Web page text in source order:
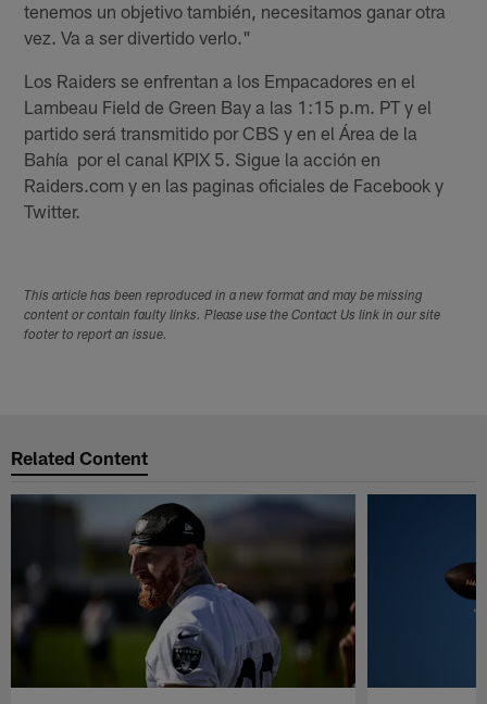
tenemos un objetivo también, necesitamos ganar otra
vez. Va a ser divertido verlo."
Los Raiders se enfrentan a los Empacadores en el
Lambeau Field de Green Bay a las 1:15 p.m. PT y el
partido será transmitido por CBS y en el Área de la
Bahía por el canal KPIX 5. Sigue la acción en
Raiders.com y en las paginas oficiales de Facebook y
Twitter.
This article has been reproduced in a new format and may be missing
content or contain faulty links. Please use the Contact Us link in our site
footer to report an issue.
Related Content